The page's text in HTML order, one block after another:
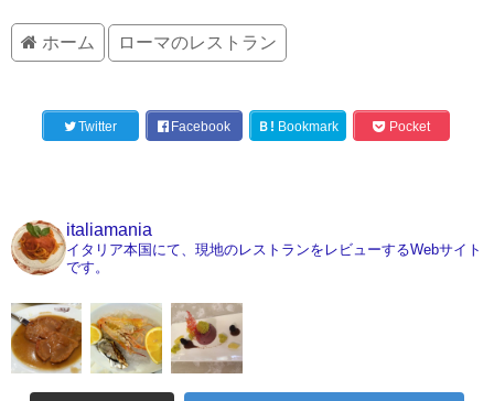
ホーム ローマのレストラン
Twitter Facebook Ｂ! Bookmark Pocket
italiamania
イタリア本国にて、現地のレストランをレビューするWebサイト
です。